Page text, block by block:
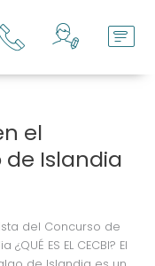
el
Islandia
del Concurso de
ES EL CECBI? El